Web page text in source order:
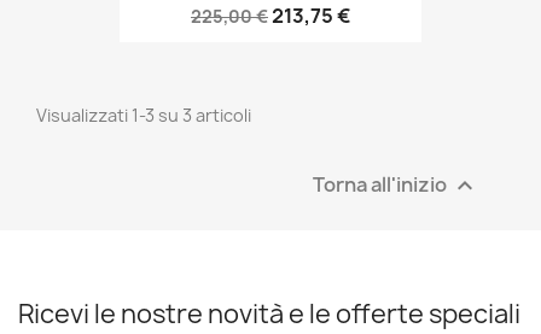
225,00 €213,75 €
Visualizzati 1-3 su 3 articoli
Torna all'inizio 
Ricevi le nostre novità e le offerte speciali